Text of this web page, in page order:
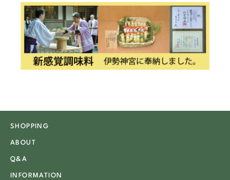
SHOPPING
ABOUT
Q&A
INFORMATION